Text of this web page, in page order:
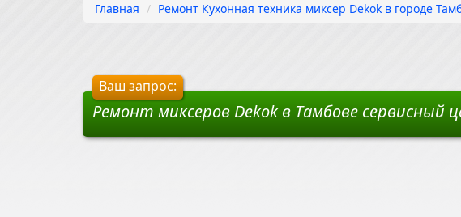
Главная Ремонт Кухонная техника миксер Dekok в городе
Ваш запрос:
Ремонт миксеров Dekok в Тамбове сервисный